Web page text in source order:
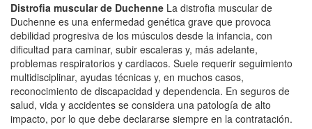
Distrofia muscular de Duchenne La distrofia muscular de
Duchenne es una enfermedad genética grave que provoca
debilidad progresiva de los músculos desde la infancia, con
dificultad para caminar, subir escaleras y, más adelante,
problemas respiratorios y cardiacos. Suele requerir seguimiento
multidisciplinar, ayudas técnicas y, en muchos casos,
reconocimiento de discapacidad y dependencia. En seguros de
salud, vida y accidentes se considera una patología de alto
impacto, por lo que debe declararse siempre en la contratación.